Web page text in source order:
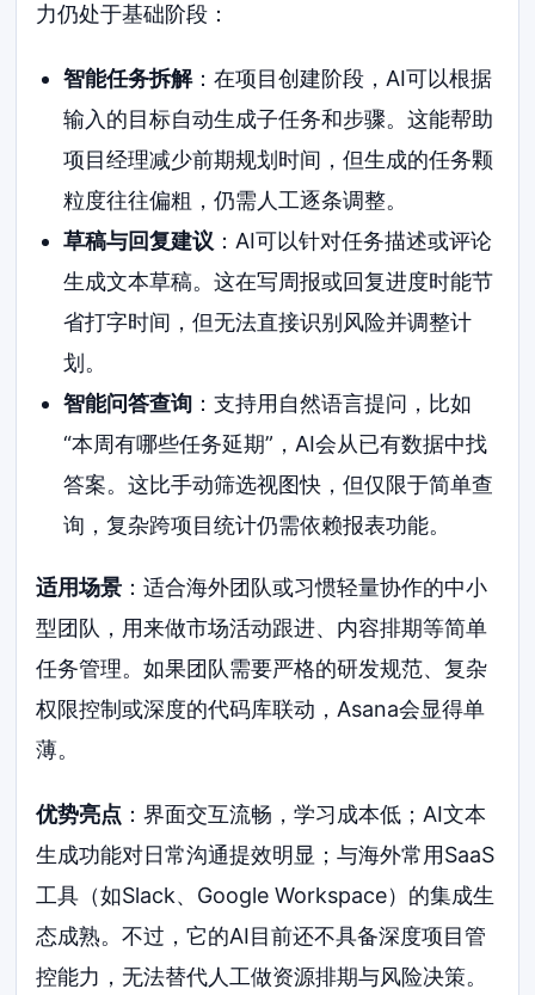
力仍处于基础阶段：
智能任务拆解：在项目创建阶段，AI可以根据
输入的目标自动生成子任务和步骤。这能帮助
项目经理减少前期规划时间，但生成的任务颗
粒度往往偏粗，仍需人工逐条调整。
草稿与回复建议 ：AI可以针对任务描述或评论
生成文本草稿。这在写周报或回复进度时能节
省打字时间，但无法直接识别风险并调整计
划。
智能问答查询：支持用自然语言提问，比如
“本周有哪些任务延期”，AI会从已有数据中找
答案。这比手动筛选视图快，但仅限于简单查
询，复杂跨项目统计仍需依赖报表功能。
适用场景 ：适合海外团队或习惯轻量协作的中小
型团队，用来做市场活动跟进、内容排期等简单
任务管理。如果团队需要严格的研发规范、复杂
权限控制或深度的代码库联动，Asana会显得单
薄。
优势亮点 ：界面交互流畅，学习成本低；AI文本
生成功能对日常沟通提效明显；与海外常用SaaS
工具（如Slack、Google Workspace）的集成生
态成熟。不过，它的AI目前还不具备深度项目管
控能力，无法替代人工做资源排期与风险决策。